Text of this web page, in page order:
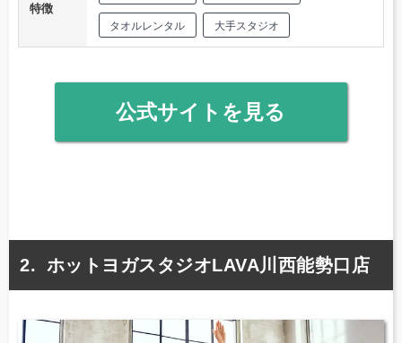
特徴
タオルレンタル 大手スタジオ
公式サイトを見る
ホットヨガスタジオLAVA川西能勢口店